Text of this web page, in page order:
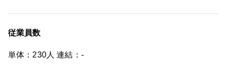
従業員数
単体：230人 連結：-